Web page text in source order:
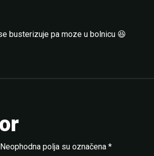
busterizuje pa moze u bolnicu 😆
Neophodna polja su označena *